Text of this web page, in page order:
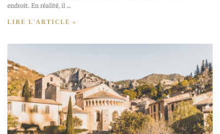
endroit. En réalité, il
LIRE L'ARTICLE »